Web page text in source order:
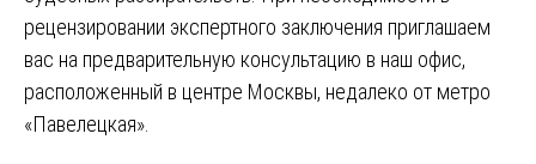
рецензировании экспертного заключения приглашаем
вас на предварительную консультацию в наш офис,
расположенный в центре Москвы, недалеко от метро
«Павелецкая».